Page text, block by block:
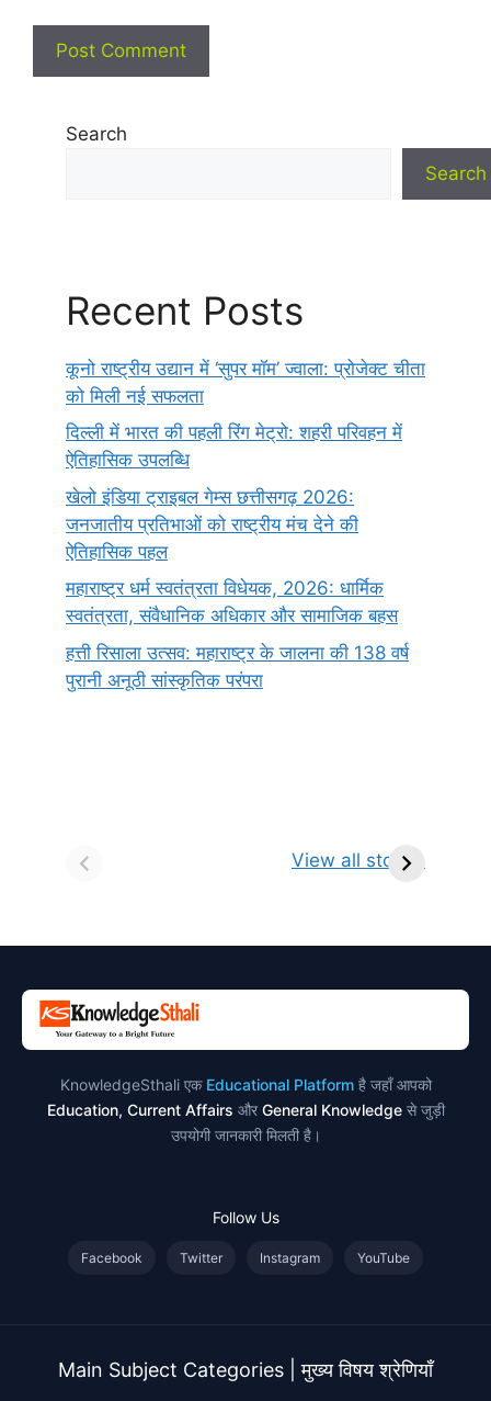
Search
Search
Recent Posts
कूनो राष्ट्रीय उद्यान में ‘सुपर मॉम’ ज्वाला: प्रोजेक्ट चीता
को मिली नई सफलता
दिल्ली में भारत की पहली रिंग मेट्रो: शहरी परिवहन में
ऐतिहासिक उपलब्धि
खेलो इंडिया ट्राइबल गेम्स छत्तीसगढ़ 2026:
जनजातीय प्रतिभाओं को राष्ट्रीय मंच देने की
ऐतिहासिक पहल
महाराष्ट्र धर्म स्वतंत्रता विधेयक, 2026: धार्मिक
स्वतंत्रता, संवैधानिक अधिकार और सामाजिक बहस
हत्ती रिसाला उत्सव: महाराष्ट्र के जालना की 138 वर्ष
पुरानी अनूठी सांस्कृतिक परंपरा
View all stories
किसे कहते है?
ज्योतिर्लिंग | नाम,
KnowledgeSthali एक Educational Platformहै जहाँ आपको
Education, Current Affairs और General Knowledgeसे जुड़ी
उपयोगी जानकारी मिलती है।
Follow Us
Facebook Twitter Instagram YouTube
Main Subject Categories | मुख्य विषय श्रेणियाँ